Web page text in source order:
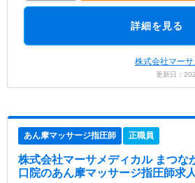
詳細を見る
株式会社マー
更新日：
あん摩マッサージ指圧師 正職員
株式会社マーサメディカル まつな
口院のあん摩マッサージ指圧師求